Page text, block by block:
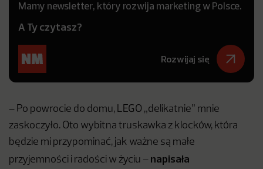
Mamy newsletter, który rozwija marketing w Polsce.
A Ty czytasz?
Rozwijaj się
– Po powrocie do domu, LEGO „delikatnie” mnie
zaskoczyło. Oto wybitna truskawka z klocków, która
będzie mi przypominać, jak ważne są małe
przyjemności i radości w życiu – napisała